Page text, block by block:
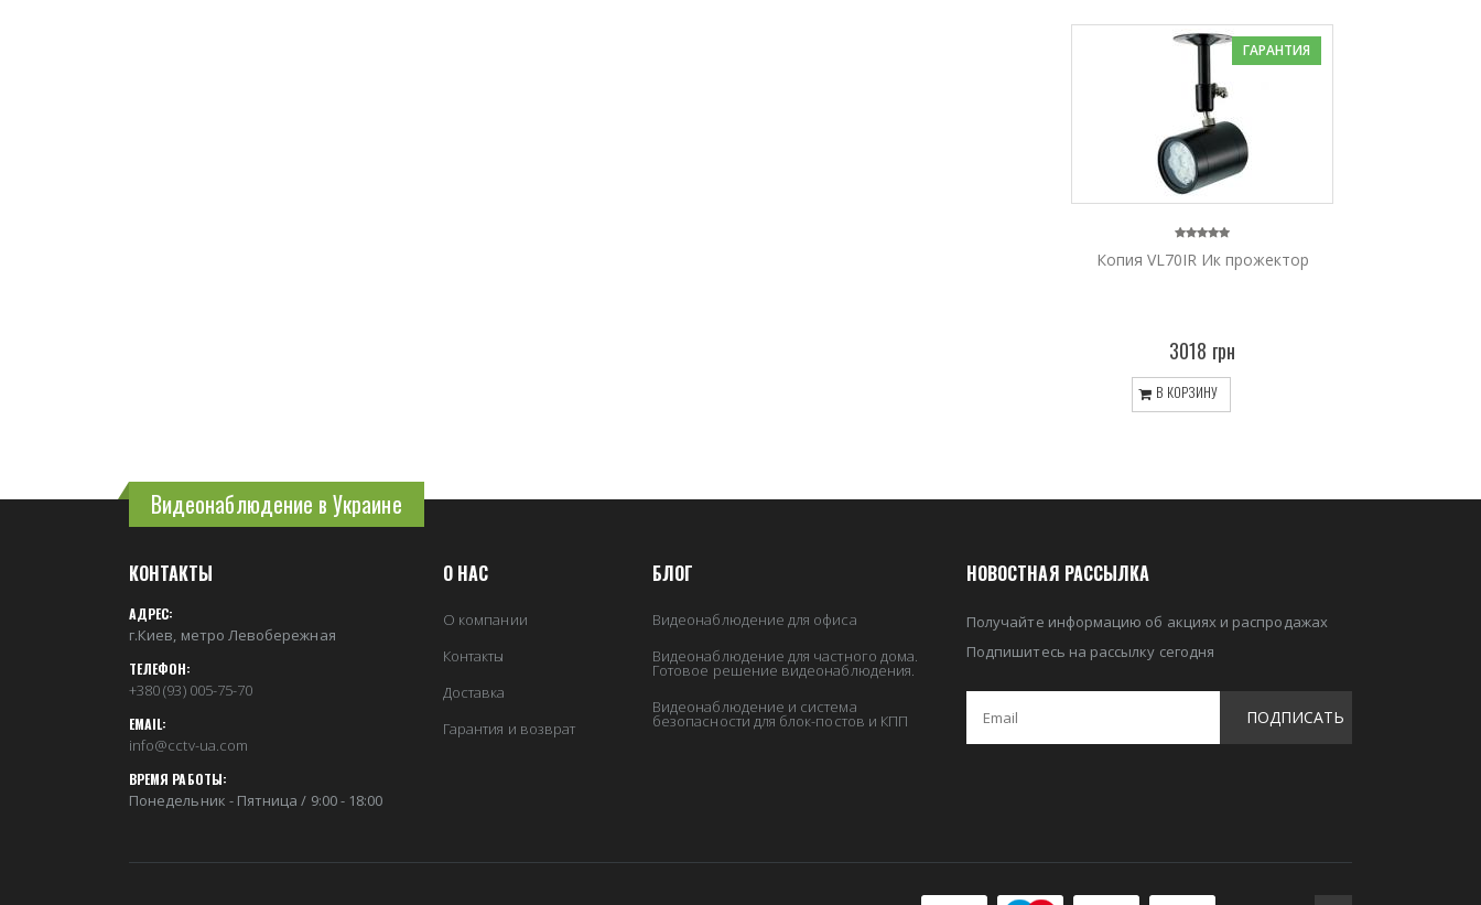
ГАРАНТИЯ
Копия VL70IR Ик прожектор
3018 грн
В КОРЗИНУ
Видеонаблюдение в Украине
КОНТАКТЫ
АДРЕС:
г.Киев, метро Левобережная
ТЕЛЕФОН:
+380 (93) 005-75-70
EMAIL:
info@cctv-ua.com
ВРЕМЯ РАБОТЫ:
Понедельник - Пятница / 9:00 - 18:00
О НАС
О компании
Контакты
Доставка
Гарантия и возврат
БЛОГ
Видеонаблюдение для офиса
Видеонаблюдение для частного дома.
Готовое решение видеонаблюдения.
Видеонаблюдение и система
безопасности для блок-постов и КПП
НОВОСТНАЯ РАССЫЛКА
Получайте информацию об акциях и распродажах
Подпишитесь на рассылку сегодня
ПОДПИСАТЬ